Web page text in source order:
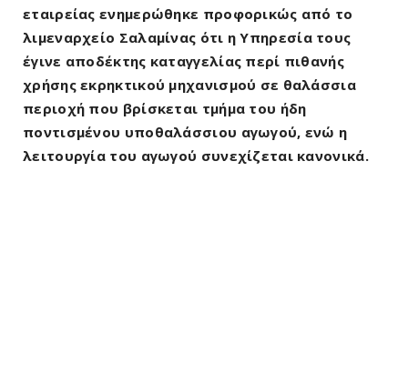
εταιρείας ενημερώθηκε προφορικώς από το
λιμεναρχείο Σαλαμίνας ότι η Υπηρεσία τους
έγινε αποδέκτης καταγγελίας περί πιθανής
χρήσης εκρηκτικού μηχανισμού σε θαλάσσια
περιοχή που βρίσκεται τμήμα του ήδη
ποντισμένου υποθαλάσσιου αγωγού, ενώ η
λειτουργία του αγωγού συνεχίζεται κανονικά.